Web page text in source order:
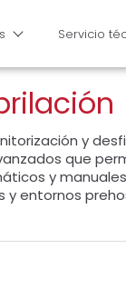
Servicio
y
que
y
entornos